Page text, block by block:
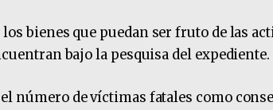
los bienes que puedan ser fruto de las
bajo la pesquisa del expediente.
número de víctimas fatales como